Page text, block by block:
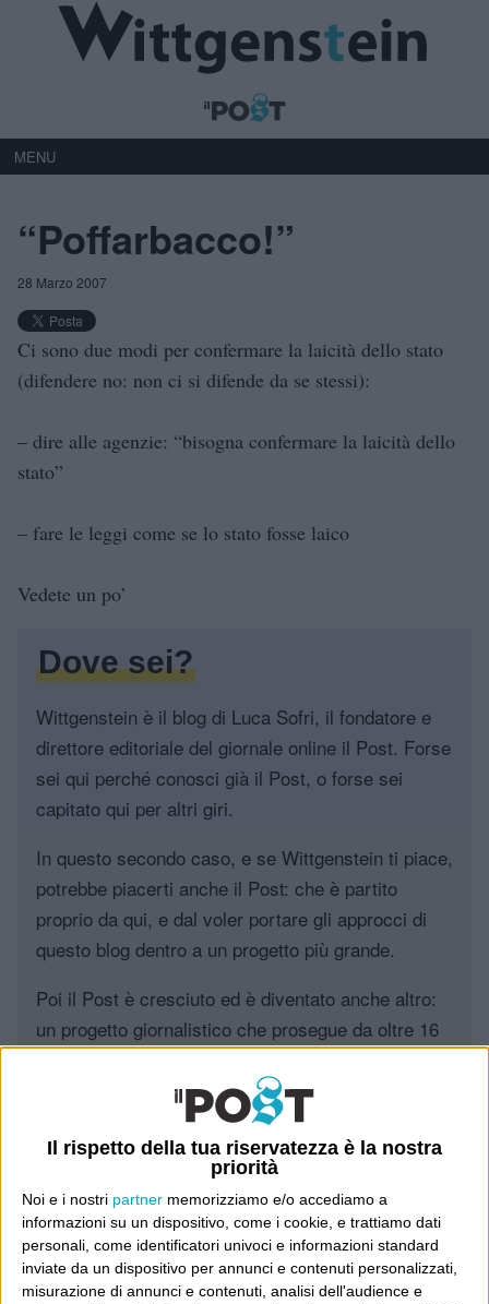
Il rispetto della tua riservatezza è la nostra
priorità
Noi e i nostri partner memorizziamo e/o accediamo a
informazioni su un dispositivo, come i cookie, e trattiamo dati
personali, come identificatori univoci e informazioni standard
inviate da un dispositivo per annunci e contenuti personalizzati,
misurazione di annunci e contenuti, analisi dell'audience e
MENU
“Poffarbacco!”
28 Marzo 2007
Ci sono due modi per confermare la laicità dello stato
(difendere no: non ci si difende da se stessi):
– dire alle agenzie: “bisogna confermare la laicità dello
stato”
– fare le leggi come se lo stato fosse laico
Vedete un po’
Dove sei?
Wittgenstein è il blog di Luca Sofri, il fondatore e
direttore editoriale del giornale online il Post. Forse
sei qui perché conosci già il Post, o forse sei
capitato qui per altri giri.
In questo secondo caso, e se Wittgenstein ti piace,
potrebbe piacerti anche il Post: che è partito
proprio da qui, e dal voler portare gli approcci di
questo blog dentro a un progetto più grande.
Poi il Post è cresciuto ed è diventato anche altro:
un progetto giornalistico che prosegue da oltre 16
Leggi il Post, magari ti piace
Luca Sofri Wittgenstein